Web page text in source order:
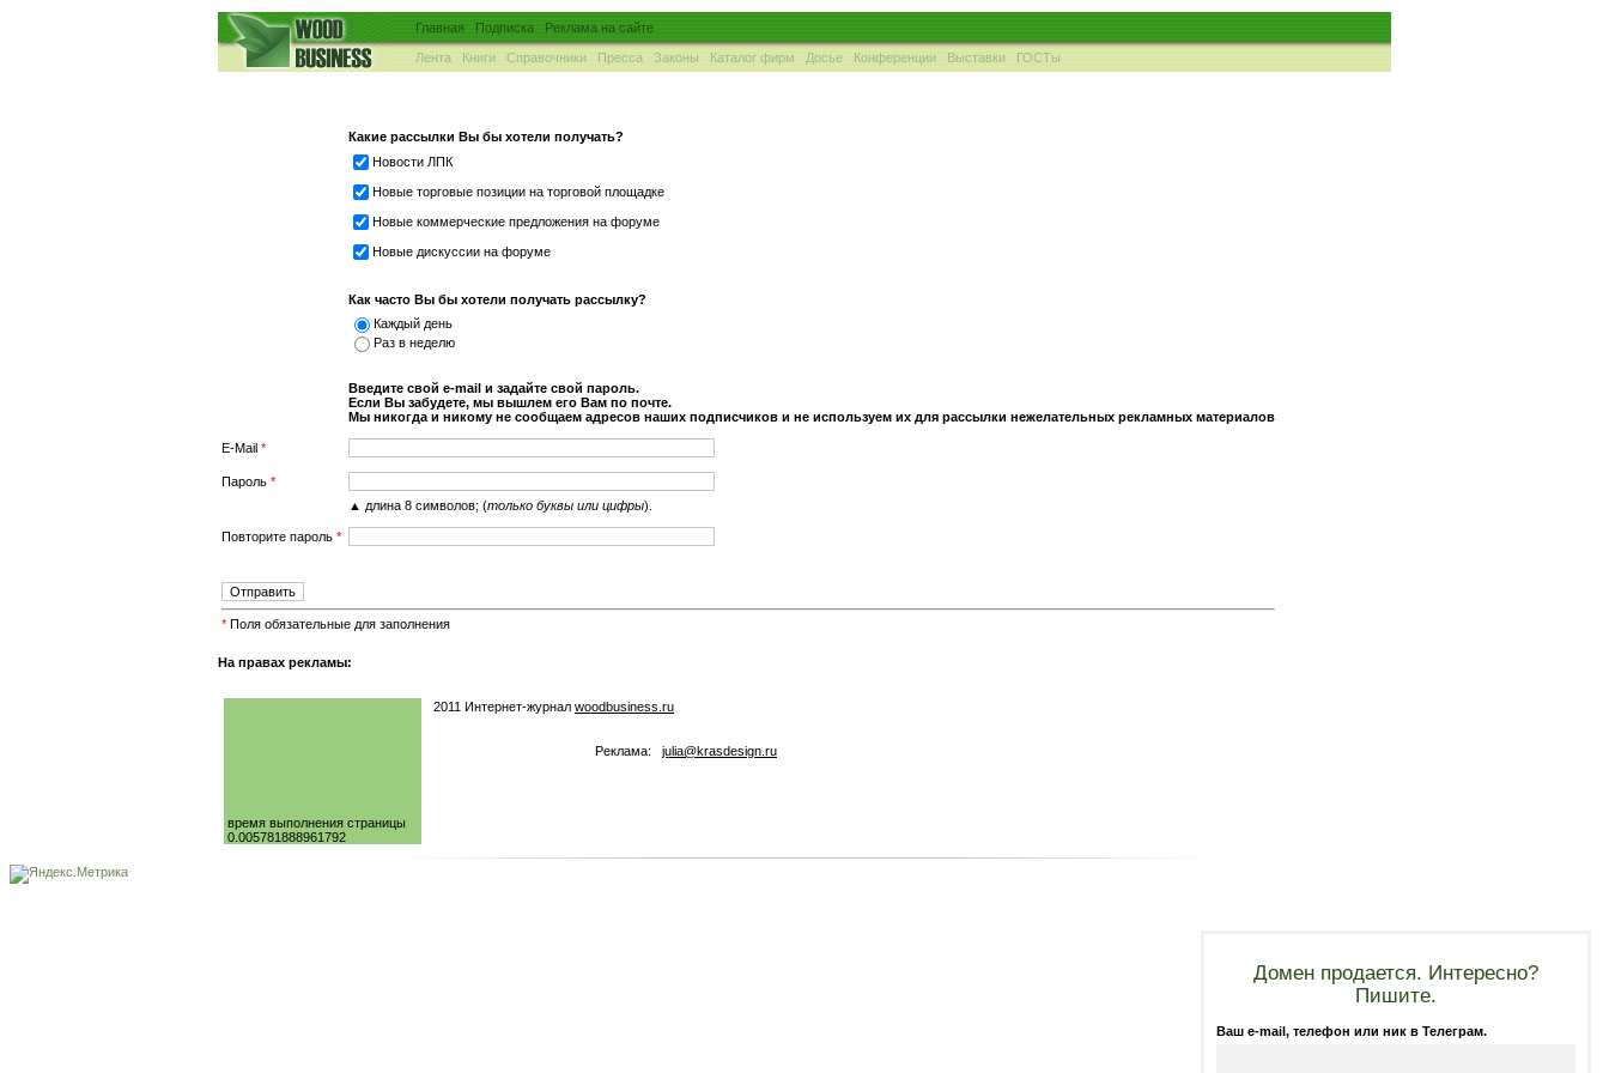
Главная Подписка Реклама на сайте
Лента Книги Справочники Пресса Законы Каталог фирм Досье Конференции Выставки ГОСТы
Какие рассылки Вы бы хотели получать?
Новости ЛПК
Новые торговые позиции на торговой площадке
Новые коммерческие предложения на форуме
Новые дискуссии на форуме
Как часто Вы бы хотели получать рассылку?
Каждый день
Раз в неделю
Введите свой e-mail и задайте свой пароль.
Если Вы забудете, мы вышлем его Вам по почте.
Мы никогда и никому не сообщаем адресов наших подписчиков и не используем их для рассылки нежелательных рекламных материалов
E-Mail *
Пароль *
▲ длина 8 символов; (только буквы или цифры).
Повторите пароль *
* Поля обязательные для заполнения
На правах рекламы:
время выполнения страницы
0.005781888961792
2011 Интернет-журнал woodbusiness.ru
Реклама: julia@krasdesign.ru
Домен продается. Интересно?
Пишите.
Ваш e-mail, телефон или ник в Телеграм.